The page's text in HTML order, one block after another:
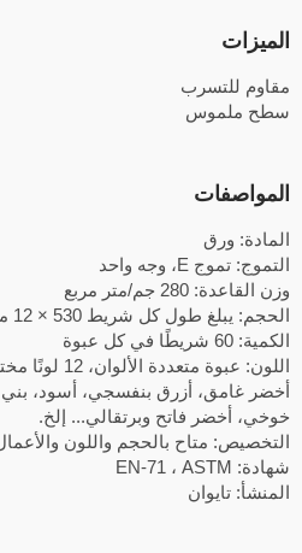
الميزات
مقاوم للتسرب
سطح ملموس
المواصفات
المادة: ورق
التموج: تموج E، وجه واحد
وزن القاعدة: 280 جم/متر مربع
الحجم: يبلغ طول كل شريط 530 × 12 مم
الكمية: 60 شريطًا في كل عبوة
أخضر غامق، أزرق بنفسجي، أسود، بني
خوخي، أخضر فاتح وبرتقالي... إلخ.
التخصيص: متاح بالحجم واللون
شهادة: EN-71 ، ASTM
المنشأ: تايوان